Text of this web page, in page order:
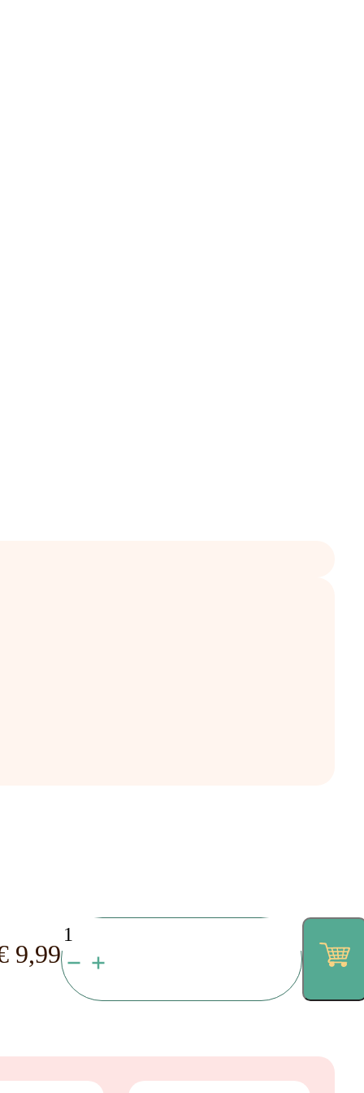
9,99
SHOCK!
–
MULTISENSORY
GEL
–